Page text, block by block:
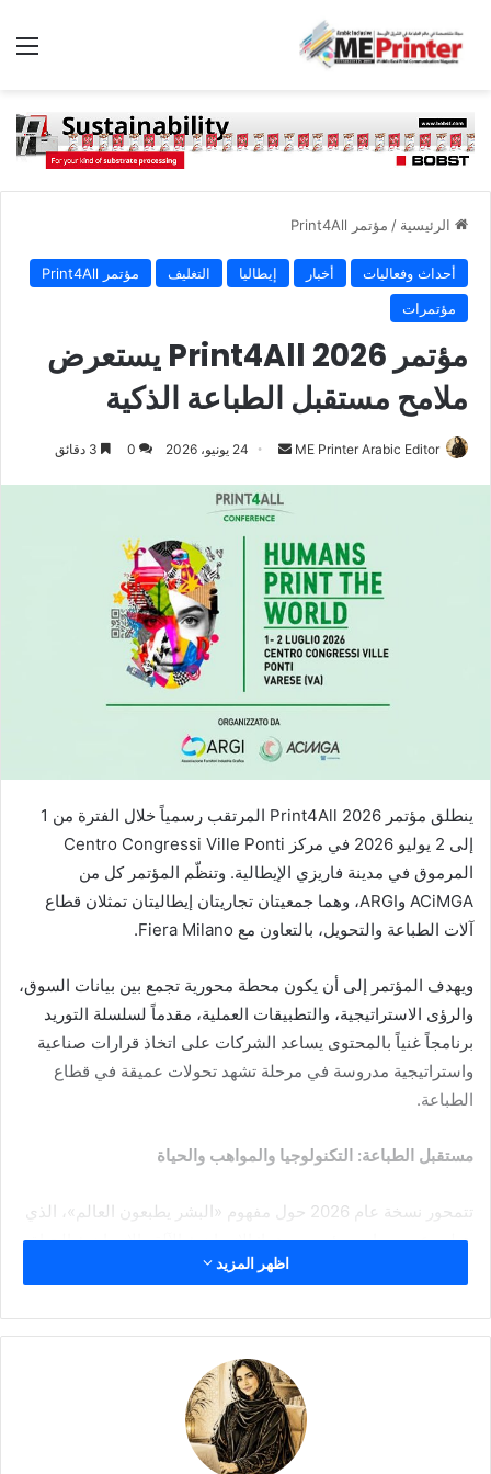
الرئيسية / مؤتمر Print4All
أحداث وفعاليات أخبار إيطاليا التغليف
مؤتمر Print4All
مؤتمرات
مؤتمر Print4All 2026 يستعرض
ملامح مستقبل الطباعة الذكية
ME Printer Arabic Editor
أرسل
إلكترونيا
24 يونيو، 2026 0
ينطلق مؤتمر Print4All 2026 المرتقب رسمياً خلال الفترة من 1
إلى 2 يوليو 2026 في مركز Centro Congressi Ville Ponti
المرموق في مدينة فاريزي الإيطالية. وتنظّم المؤتمر كل من
ACiMGA وARGI، وهما جمعيتان تجاريتان إيطاليتان تمثلان قطاع
آلات الطباعة والتحويل، بالتعاون مع Fiera Milano.
ويهدف المؤتمر إلى أن يكون محطة محورية تجمع بين بيانات السوق،
والرؤى الاستراتيجية، والتطبيقات العملية، مقدماً لسلسلة التوريد
برنامجاً غنياً بالمحتوى يساعد الشركات على اتخاذ قرارات صناعية
واستراتيجية مدروسة في مرحلة تشهد تحولات عميقة في قطاع
الطباعة.
مستقبل الطباعة: التكنولوجيا والمواهب والحياة
تتمحور نسخة عام 2026 حول مفهوم «البشر يطبعون العالم»، الذي
يتطور عبر مسارين رئيسيين هما: الإنسان + الآلة والإنسان + الحياة،
بما يوجّه النقاشات نحو الابتكار التكنولوجي، وتنمية المهارات،
اظهر المزيد